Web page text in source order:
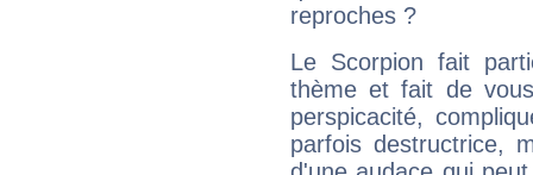
reproches ?
Le Scorpion fait
thème et fait de
perspicacité,
parfois destructrice,